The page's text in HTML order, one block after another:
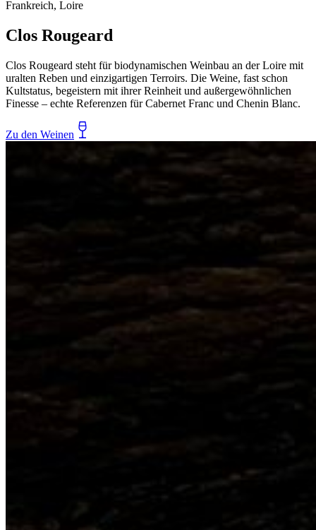
Frankreich, Loire
Clos Rougeard
Clos Rougeard steht für biodynamischen Weinbau an der Loire mit
uralten Reben und einzigartigen Terroirs. Die Weine, fast schon
Kultstatus, begeistern mit ihrer Reinheit und außergewöhnlichen
Finesse – echte Referenzen für Cabernet Franc und Chenin Blanc.
Zu den Weinen